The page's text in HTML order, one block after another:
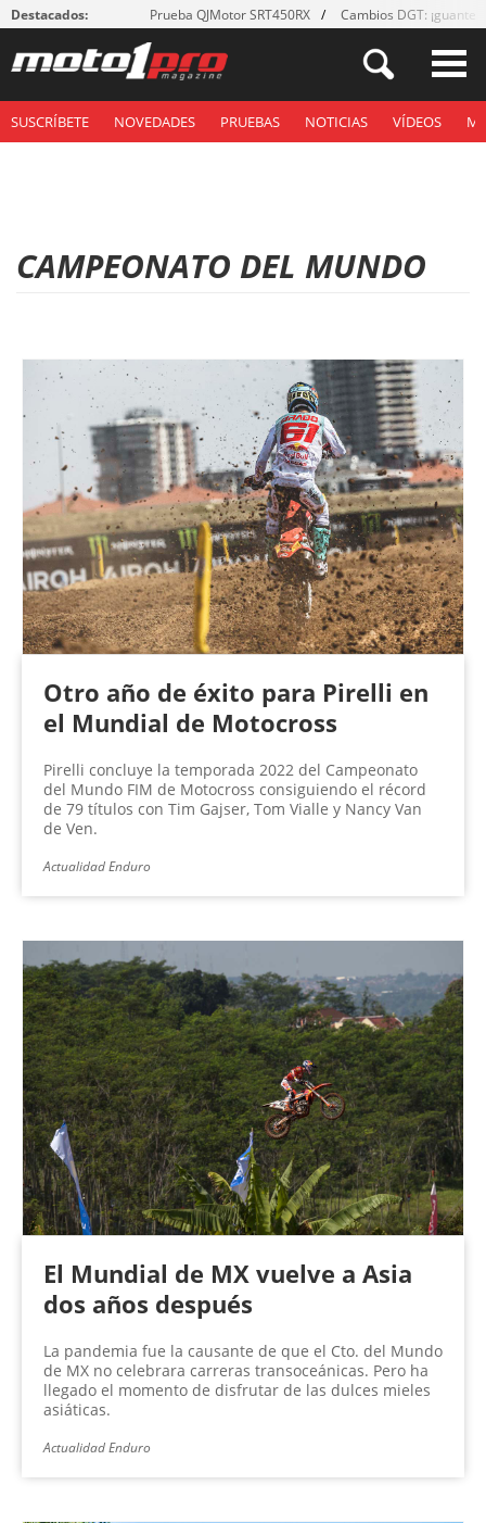
Destacados: Prueba QJMotor SRT450RX Cambios DGT: ¡guantes!
SUSCRÍBETE NOVEDADES PRUEBAS NOTICIAS VÍDEOS
CAMPEONATO DEL MUNDO
Otro año de éxito para Pirelli en
el Mundial de Motocross
Pirelli concluye la temporada 2022 del Campeonato
del Mundo FIM de Motocross consiguiendo el récord
de 79 títulos con Tim Gajser, Tom Vialle y Nancy Van
de Ven.
Actualidad Enduro
El Mundial de MX vuelve a Asia
dos años después
La pandemia fue la causante de que el Cto. del Mundo
de MX no celebrara carreras transoceánicas. Pero ha
llegado el momento de disfrutar de las dulces mieles
asiáticas.
Actualidad Enduro